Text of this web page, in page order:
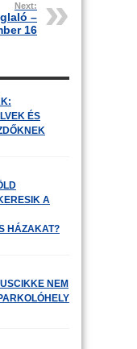
Next:
–
16
ÉS
A
HÁZAKAT?
NEM